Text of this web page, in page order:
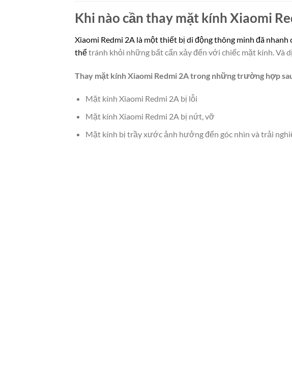
Khi nào cần thay mặt kính Xiaomi
Xiaomi Redmi 2A là một thiết bị di động thông minh đã
thểtránh khỏi những bất cẩn xảy đến với chiếc mặt kính. Và
Thay mặt kính Xiaomi Redmi 2A trong những trường hợp
Mặt kính Xiaomi Redmi 2A bị lỗi
Mặt kính Xiaomi Redmi 2A bị nứt, vỡ
Mặt kính bị trầy xước ảnh hưởng đến góc nhìn và trải